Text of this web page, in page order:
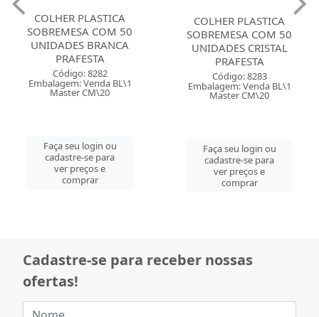
COLHER PLASTICA
SOBREMESA COM 50
UNIDADES BRANCA
PRAFESTA
Código: 8282
Embalagem: Venda BL\1
Master CM\20
Faça seu login ou
cadastre-se para
ver preços e
comprar
COLHER PLASTICA
SOBREMESA COM 50
UNIDADES CRISTAL
PRAFESTA
Código: 8283
Embalagem: Venda BL\1
Master CM\20
Faça seu login ou
cadastre-se para
ver preços e
comprar
Cadastre-se para receber nossas
ofertas!